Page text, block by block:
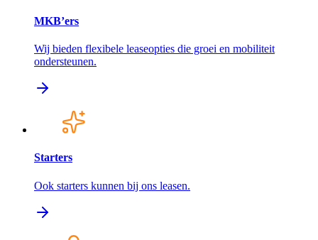
MKB’ers
Wij bieden flexibele leaseopties die groei en mobiliteit
ondersteunen.
Starters
Ook starters kunnen bij ons leasen.